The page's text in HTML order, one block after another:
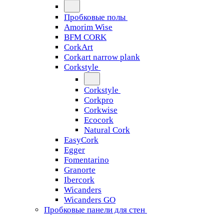
Пробковые полы
Amorim Wise
BFM CORK
CorkArt
Corkart narrow plank
Corkstyle
Corkstyle
Corkpro
Corkwise
Ecocork
Natural Cork
EasyCork
Egger
Fomentarino
Granorte
Ibercork
Wicanders
Wicanders GO
Пробковые панели для стен